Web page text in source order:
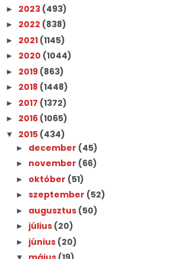
► 2023 (493)
► 2022 (838)
► 2021 (1145)
► 2020 (1044)
► 2019 (863)
► 2018 (1448)
► 2017 (1372)
► 2016 (1065)
▼ 2015 (434)
► december (45)
► november (66)
► október (51)
► szeptember (52)
► augusztus (50)
► július (20)
► június (20)